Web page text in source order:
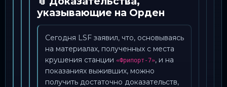
указывающие на Орден
Сегодня LSF заявил, что, основываясь
на материалах, полученных с места
крушения станции «Фрипорт-7», и на
показаниях выживших, можно
получить достаточно доказательств,